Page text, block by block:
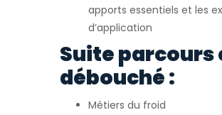
apports essentiels et les
d’application
Suite parcours
débouché :
Métiers du froid